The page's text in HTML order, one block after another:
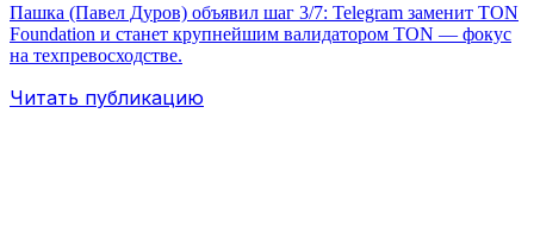
Пашка (Павел Дуров) объявил шаг 3/7: Telegram заменит TON
Foundation и станет крупнейшим валидатором TON — фокус
на техпревосходстве.
Читать публикацию